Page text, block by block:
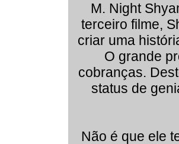
M. Night
terceiro filme,
criar uma
O grande
cobranças.
status de
Não é que ele